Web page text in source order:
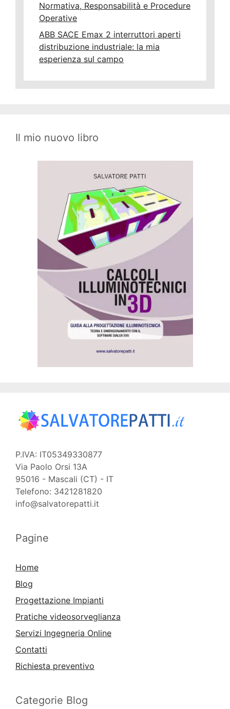
Normativa, Responsabilità e Procedure
Operative
ABB SACE Emax 2 interruttori aperti
distribuzione industriale: la mia
esperienza sul campo
Il mio nuovo libro
P.IVA: IT05349330877
Via Paolo Orsi 13A
95016 - Mascali (CT) - IT
Telefono: 3421281820
info@salvatorepatti.it
Pagine
Home
Blog
Progettazione Impianti
Pratiche videosorveglianza
Servizi Ingegneria Online
Contatti
Richiesta preventivo
Categorie Blog